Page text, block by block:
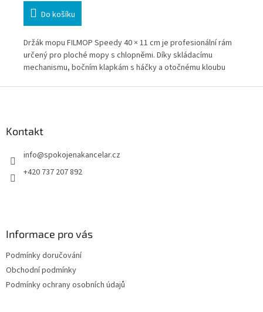
Do košíku
Držák mopu FILMOP Speedy 40 × 11 cm je profesionální rám
určený pro ploché mopy s chlopněmi. Díky skládacímu
mechanismu, bočním klapkám s háčky a otočnému kloubu
Kontakt
info@spokojenakancelar.cz
+420 737 207 892
Informace pro vás
Podmínky doručování
Obchodní podmínky
Podmínky ochrany osobních údajů